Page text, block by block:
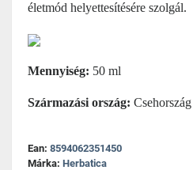
életmód helyettesítésére szolgál.
Mennyiség: 50 ml
Származási ország: Csehország
Ean: 8594062351450
Márka: Herbatica